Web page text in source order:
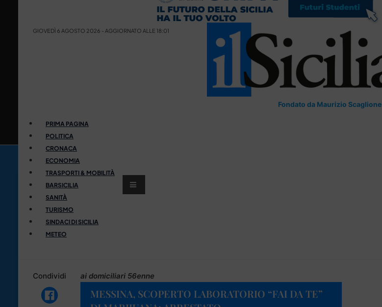
GIOVEDÌ 6 AGOSTO 2026 - AGGIORNATO ALLE 18:01
Fondato da Maurizio Scaglione
PRIMA PAGINA
POLITICA
CRONACA
ECONOMIA
TRASPORTI & MOBILITÀ
BARSICILIA
SANITÀ
TURISMO
SINDACI DI SICILIA
METEO
Condividi ai domiciliari 56enne
MESSINA, SCOPERTO LABORATORIO “FAI DA TE”